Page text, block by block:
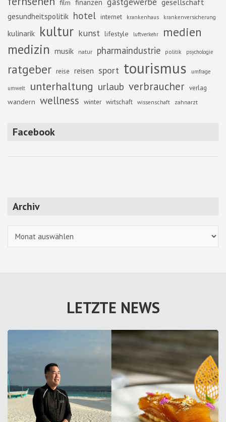
film finanzen
gesellschaft
gesundheitspolitik hotel internet krankenhaus krankenversicherung
kulinarik kultur kunst lifestyle luftverkehr medien
medizin musik natur pharmaindustrie politik psychologie
ratgeber reise reisen sport tourismus umfrage
umwelt unterhaltung urlaub verbraucher verlag
wandern wellness winter wirtschaft wissenschaft zahnarzt
Facebook
Archiv
LETZTE NEWS